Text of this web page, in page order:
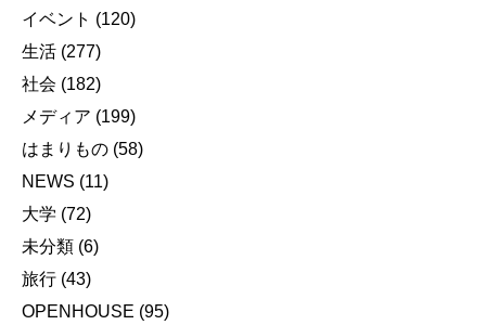
イベント (120)
生活 (277)
社会 (182)
メディア (199)
はまりもの (58)
NEWS (11)
大学 (72)
未分類 (6)
旅行 (43)
OPENHOUSE (95)